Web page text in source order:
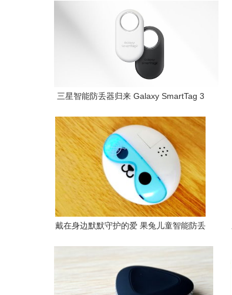
三星智能防丢器归来 Galaxy SmartTag 3
戴在身边默默守护的爱 果兔儿童智能防丢